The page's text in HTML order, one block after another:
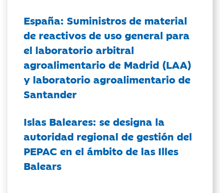
España: Suministros de material
de reactivos de uso general para
el laboratorio arbitral
agroalimentario de Madrid (LAA)
y laboratorio agroalimentario de
Santander
Islas Baleares: se designa la
autoridad regional de gestión del
PEPAC en el ámbito de las Illes
Balears